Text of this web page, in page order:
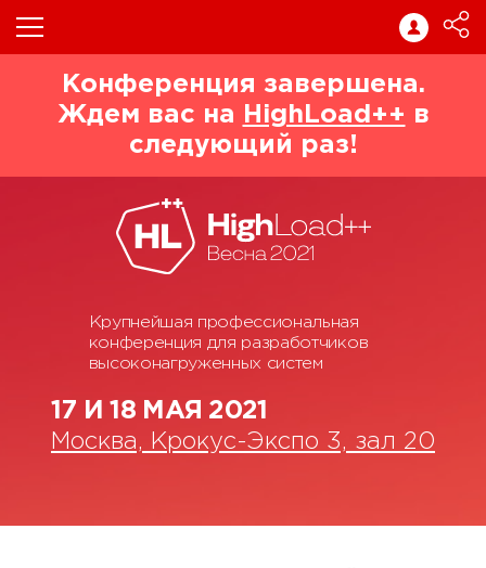
Конференция завершена.
Ждем вас на
HighLoad++ в
следующий раз!
Крупнейшая профессиональная
конференция для разработчиков
высоконагруженных систем
17 И 18 МАЯ 2021
Москва, Крокус-Экспо 3, зал 20